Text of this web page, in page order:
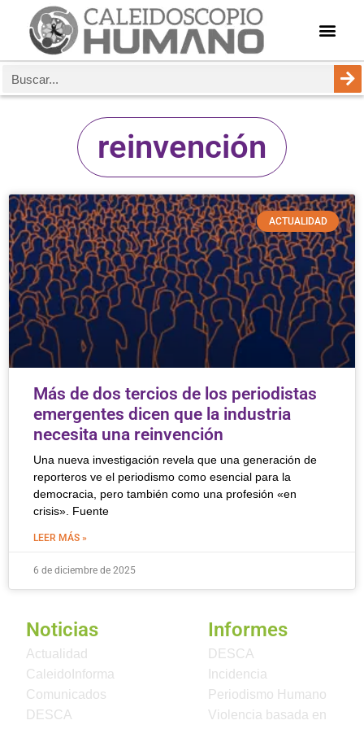
reinvención
ACTUALIDAD
Más de dos tercios de los periodistas
emergentes dicen que la industria
necesita una reinvención
Una nueva investigación revela que una generación de
reporteros ve el periodismo como esencial para la
democracia, pero también como una profesión «en
crisis». Fuente
LEER MÁS »
6 de diciembre de 2025
Noticias
Actualidad
CaleidoInforma
Comunicados
DESCA
Informes
DESCA
Incidencia
Periodismo Humano
Violencia basada en